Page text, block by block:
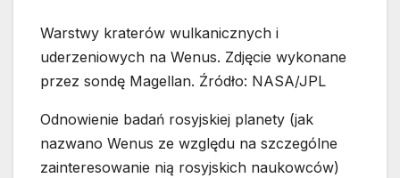
Warstwy kraterów wulkanicznych i
uderzeniowych na Wenus. Zdjęcie wykonane
przez sondę Magellan. Źródło: NASA/JPL
Odnowienie badań rosyjskiej planety (jak
nazwano Wenus ze względu na szczególne
zainteresowanie nią rosyjskich naukowców)